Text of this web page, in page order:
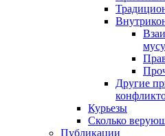
Другие
Курьезы
Сколько
Публикации